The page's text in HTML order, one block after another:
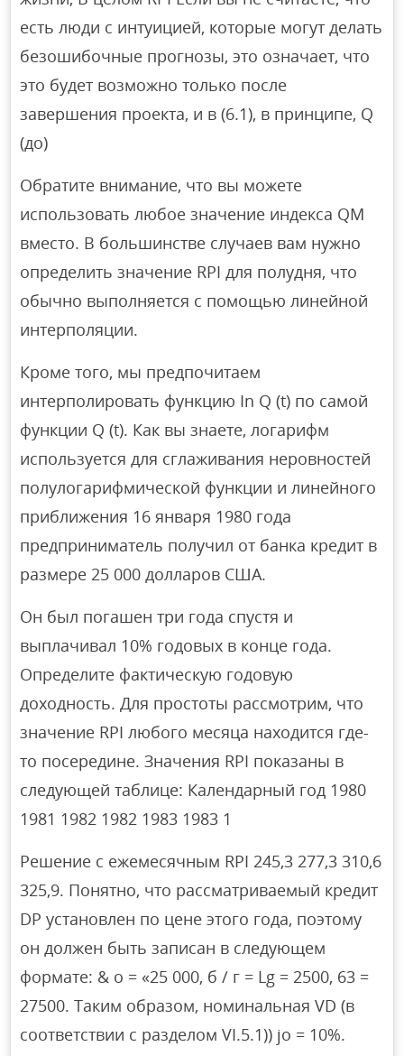
есть люди с интуицией, которые могут делать
безошибочные прогнозы, это означает, что
это будет возможно только после
завершения проекта, и в (6.1), в принципе, Q
(до)
Обратите внимание, что вы можете
использовать любое значение индекса QM
вместо. В большинстве случаев вам нужно
определить значение RPI для полудня, что
обычно выполняется с помощью линейной
интерполяции.
Кроме того, мы предпочитаем
интерполировать функцию In Q (t) по самой
функции Q (t). Как вы знаете, логарифм
используется для сглаживания неровностей
полулогарифмической функции и линейного
приближения 16 января 1980 года
предприниматель получил от банка кредит в
размере 25 000 долларов США.
Он был погашен три года спустя и
выплачивал 10% годовых в конце года.
Определите фактическую годовую
доходность. Для простоты рассмотрим, что
значение RPI любого месяца находится где-
то посередине. Значения RPI показаны в
следующей таблице: Календарный год 1980
1981 1982 1982 1983 1983 1
Решение с ежемесячным RPI 245,3 277,3 310,6
325,9. Понятно, что рассматриваемый кредит
DP установлен по цене этого года, поэтому
он должен быть записан в следующем
формате: & о = «25 000, б / г = Lg = 2500, 63 =
27500. Таким образом, номинальная VD (в
соответствии с разделом VI.5.1)) jo = 10%.